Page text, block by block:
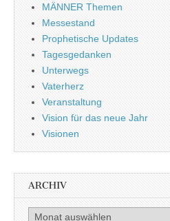
MÄNNER Themen
Messestand
Prophetische Updates
Tagesgedanken
Unterwegs
Vaterherz
Veranstaltung
Vision für das neue Jahr
Visionen
ARCHIV
Archiv